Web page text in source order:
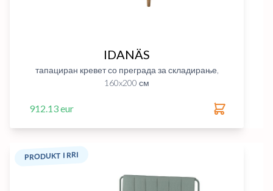
IDANÄS
тапациран кревет со преграда за складирање,
160x200 см
912.13 eur
PRODUKT I RRI